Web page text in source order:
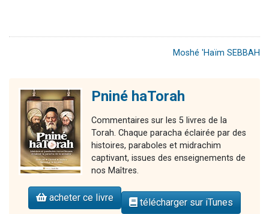
Moshé 'Haïm SEBBAH
Pniné haTorah
Commentaires sur les 5 livres de la
Torah. Chaque paracha éclairée par des
histoires, paraboles et midrachim
captivant, issues des enseignements de
nos Maîtres.
acheter ce livre télécharger sur iTunes